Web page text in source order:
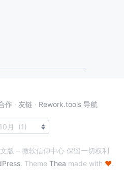
作 · 友链 · Rework.tools 导航
版 – 微软信仰中心 保留一切权利
. Theme Thea made with ♥.